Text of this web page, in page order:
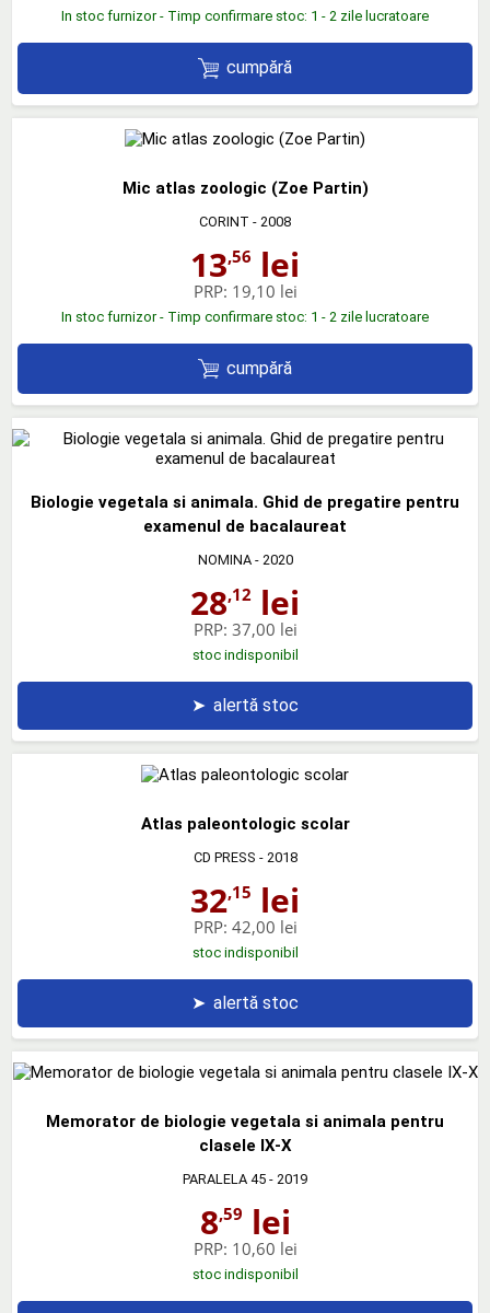
In stoc furnizor - Timp confirmare stoc: 1 - 2 zile lucratoare
cumpără
Mic atlas zoologic (Zoe Partin)
CORINT - 2008
13,56 lei
PRP: 19,10 lei
In stoc furnizor - Timp confirmare stoc: 1 - 2 zile lucratoare
cumpără
Biologie vegetala si animala. Ghid de pregatire pentru
examenul de bacalaureat
NOMINA- 2020
28,12 lei
PRP: 37,00 lei
stoc indisponibil
➤ alertă stoc
Atlas paleontologic scolar
CD PRESS - 2018
32,15 lei
PRP: 42,00 lei
stoc indisponibil
➤ alertă stoc
Memorator de biologie vegetala si animala pentru
clasele IX-X
PARALELA 45 - 2019
8,59 lei
PRP: 10,60 lei
stoc indisponibil